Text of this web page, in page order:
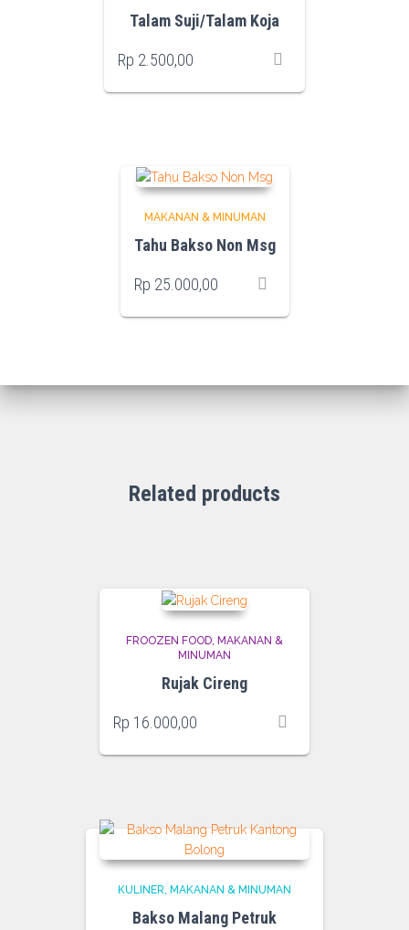
Talam Suji/Talam Koja
Rp 2.500,00
MAKANAN & MINUMAN
Tahu Bakso Non Msg
Rp 25.000,00
Related products
FROOZEN FOOD MAKANAN &
MINUMAN
Rujak Cireng
Rp 16.000,00
KULINER MAKANAN & MINUMAN
Bakso Malang Petruk